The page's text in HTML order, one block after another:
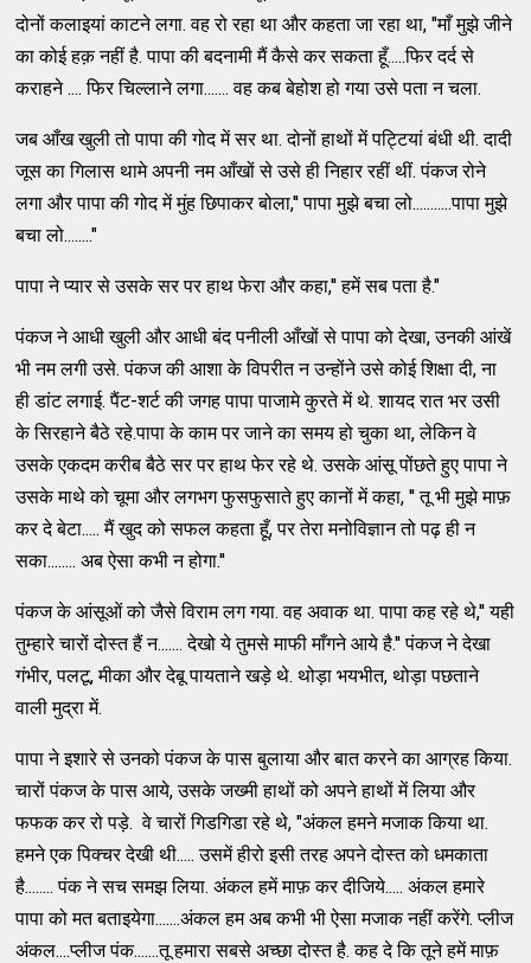
दोनों कलाइयां काटने लगा. वह रो रहा था और कहता जा रहा था, "माँ मुझे जीने
का कोई हक़ नहीं है. पापा की बदनामी मैं कैसे कर सकता हूँ.....फिर दर्द से
कराहने .... फिर चिल्लाने लगा....... वह कब बेहोश हो गया उसे पता न चला.
जब आँख खुली तो पापा की गोद में सर था. दोनों हाथों में पट्टियां बंधी थी. दादी
जूस का गिलास थामे अपनी नम आँखों से उसे ही निहार रहीं थीं. पंकज रोने
लगा और पापा की गोद में मुंह छिपाकर बोला,'' पापा मुझे बचा लो...........पापा मुझे
बचा लो........"
पापा ने प्यार से उसके सर पर हाथ फेरा और कहा,'' हमें सब पता है."
पंकज ने आधी खुली और आधी बंद पनीली आँखों से पापा को देखा, उनकी आंखें
भी नम लगी उसे. पंकज की आशा के विपरीत न उन्होंने उसे कोई शिक्षा दी, ना
ही डांट लगाई. पैंट-शर्ट की जगह पापा पाजामे कुरते में थे. शायद रात भर उसी
के सिरहाने बैठे रहे.पापा के काम पर जाने का समय हो चुका था, लेकिन वे
उसके एकदम करीब बैठे सर पर हाथ फेर रहे थे. उसके आंसू पोंछते हुए पापा ने
उसके माथे को चूमा और लगभग फुसफुसाते हुए कानों में कहा, '' तू भी मुझे माफ़
कर दे बेटा..... मैं खुद को सफल कहता हूँ, पर तेरा मनोविज्ञान तो पढ़ ही न
सका........ अब ऐसा कभी न होगा.''
पंकज के आंसूओं को जैसे विराम लग गया. वह अवाक था. पापा कह रहे थे,'' यही
तुम्हारे चारों दोस्त हैं न....... देखो ये तुमसे माफी माँगने आये है.'' पंकज ने देखा
गंभीर, पलटू, मीका और देबू पायताने खड़े थे. थोड़ा भयभीत, थोड़ा पछताने
वाली मुद्रा में.
पापा ने इशारे से उनको पंकज के पास बुलाया और बात करने का आग्रह किया.
चारों पंकज के पास आये, उसके जख्मी हाथों को अपने हाथों में लिया और
फफक कर रो पड़े. वे चारों गिडगिडा रहे थे, "अंकल हमने मजाक किया था.
हमने एक पिक्चर देखी थी..... उसमें हीरो इसी तरह अपने दोस्त को धमकाता
है........ पंक ने सच समझ लिया. अंकल हमें माफ़ कर दीजिये..... अंकल हमारे
पापा को मत बताइयेगा.......अंकल हम अब कभी भी ऐसा मजाक नहीं करेंगे. प्लीज
अंकल....प्लीज पंक.......तू हमारा सबसे अच्छा दोस्त है. कह दे कि तूने हमें माफ़